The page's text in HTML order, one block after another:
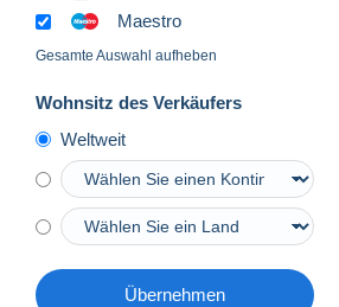
Maestro
Gesamte Auswahl aufheben
Wohnsitz des Verkäufers
Weltweit
Übernehmen